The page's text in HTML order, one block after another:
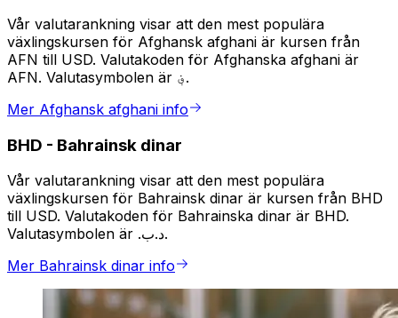
Vår valutarankning visar att den mest populära
växlingskursen för Afghansk afghani är kursen från
AFN till USD. Valutakoden för Afghanska afghani är
AFN. Valutasymbolen är ؋.
Mer Afghansk afghani info
BHD - Bahrainsk dinar
Vår valutarankning visar att den mest populära
växlingskursen för Bahrainsk dinar är kursen från BHD
till USD. Valutakoden för Bahrainska dinar är BHD.
Valutasymbolen är .د.ب.
Mer Bahrainsk dinar info